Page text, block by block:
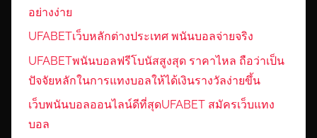
อย่างง่าย
UFABETเว็บหลักต่างประเทศ พนันบอลจ่ายจริง
UFABETพนันบอลฟรีโบนัสสูงสุด ราคาไหล ถือว่าเป็น
ปัจจัยหลักในการแทงบอลให้ได้เงินรางวัลง่ายขึ้น
เว็บพนันบอลออนไลน์ดีที่สุดUFABET สมัครเว็บแทง
บอล